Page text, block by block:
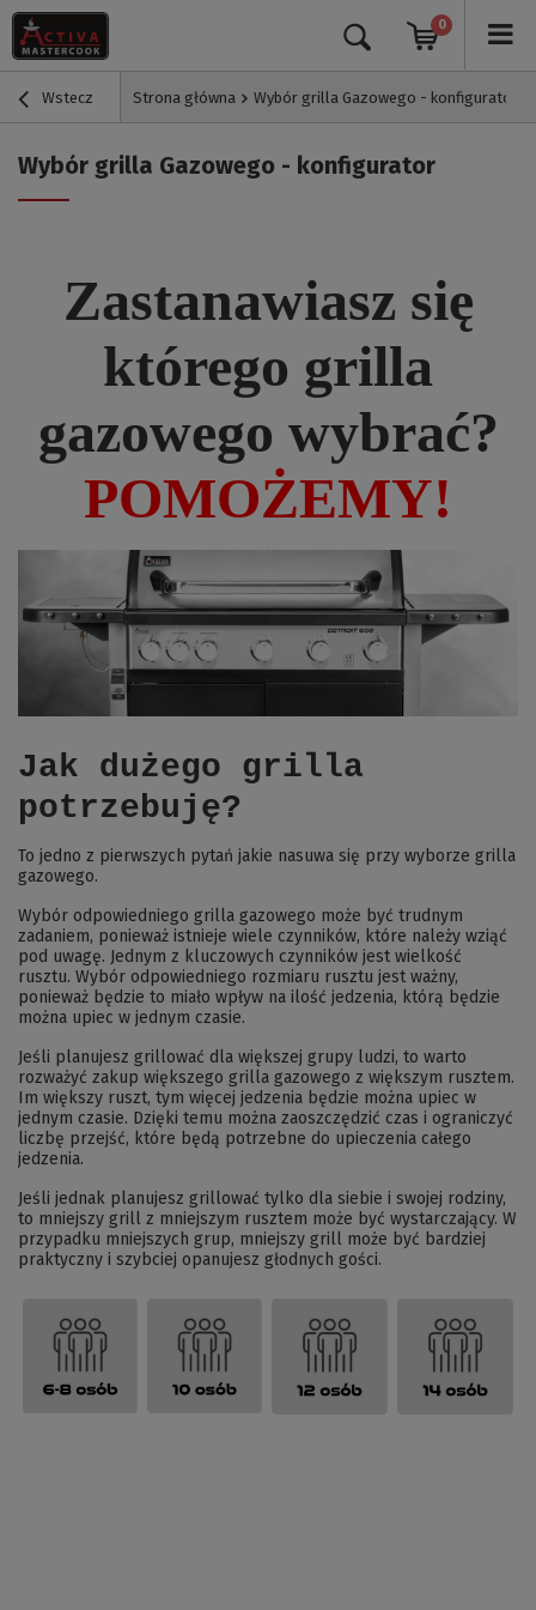
0
Wstecz Strona główna Wybór grilla Gazowego - konfigurator
Wybór grilla Gazowego - konfigurator
Zastanawiasz się
którego grilla
gazowego wybrać?
POMOŻEMY!
Jak dużego grilla
potrzebuję?
To jedno z pierwszych pytań jakie nasuwa się przy wyborze grilla
gazowego.
Wybór odpowiedniego grilla gazowego może być trudnym
zadaniem, ponieważ istnieje wiele czynników, które należy wziąć
pod uwagę. Jednym z kluczowych czynników jest wielkość
rusztu. Wybór odpowiedniego rozmiaru rusztu jest ważny,
ponieważ będzie to miało wpływ na ilość jedzenia, którą będzie
można upiec w jednym czasie.
Jeśli planujesz grillować dla większej grupy ludzi, to warto
rozważyć zakup większego grilla gazowego z większym rusztem.
Im większy ruszt, tym więcej jedzenia będzie można upiec w
jednym czasie. Dzięki temu można zaoszczędzić czas i ograniczyć
liczbę przejść, które będą potrzebne do upieczenia całego
jedzenia.
Jeśli jednak planujesz grillować tylko dla siebie i swojej rodziny,
to mniejszy grill z mniejszym rusztem może być wystarczający. W
przypadku mniejszych grup, mniejszy grill może być bardziej
praktyczny i szybciej opanujesz głodnych gości.